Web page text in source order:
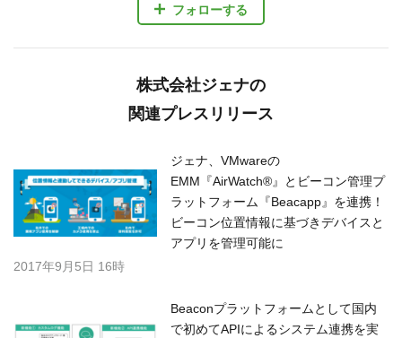
フォローする
株式会社ジェナの
関連プレスリリース
ジェナ、VMwareの
EMM『AirWatch®』とビーコン管理プ
ラットフォーム『Beacapp』を連携！
ビーコン位置情報に基づきデバイスと
アプリを管理可能に
2017年9月5日 16時
Beaconプラットフォームとして国内
で初めてAPIによるシステム連携を実